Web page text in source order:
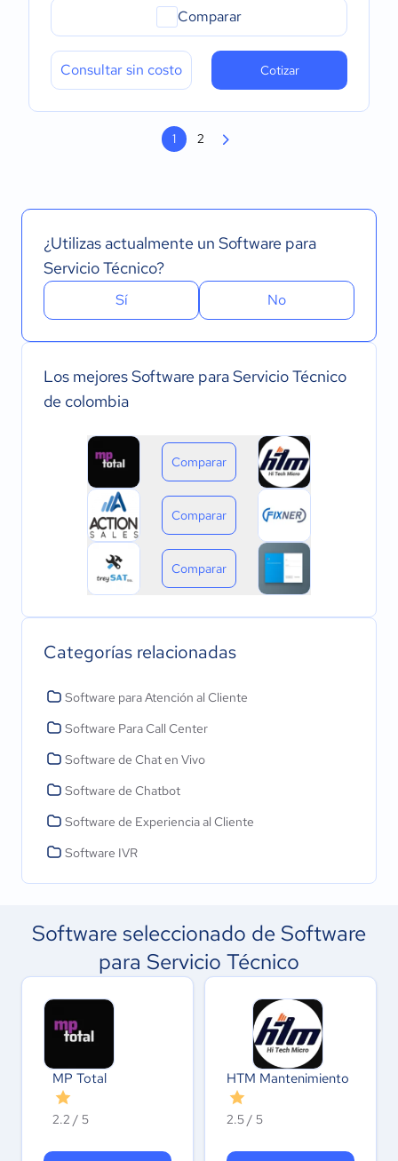
Comparar
Consultar sin costo Cotizar
1 2
¿Utilizas actualmente un Software para
Servicio Técnico?
Sí No
Los mejores Software para Servicio Técnico
de colombia
Comparar
Comparar
Comparar
Categorías relacionadas
Software para Atención al Cliente
Software Para Call Center
Software de Chat en Vivo
Software de Chatbot
Software de Experiencia al Cliente
Software IVR
Software seleccionado de Software
para Servicio Técnico
MP Total
2.2 / 5
HTM Mantenimiento
2.5 / 5